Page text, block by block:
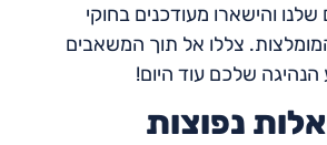
והישארו מעודכנים בחוקי
צללו אל תוך המשאבים
הנהיגה שלכם עוד היום!
נפוצות